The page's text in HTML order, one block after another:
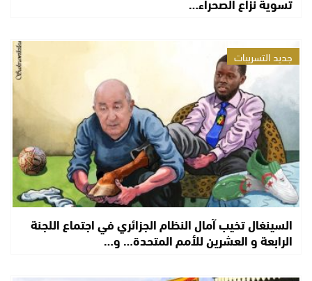
جديد التسريبات
السينغال تخيب آمال النظام الجزائري في اجتماع اللجنة
الرابعة و العشرين للأمم المتحدة… و…